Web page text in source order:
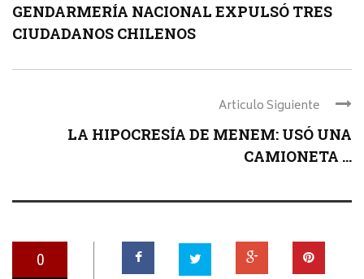
GENDARMERÍA NACIONAL EXPULSÓ TRES
CIUDADANOS CHILENOS
Articulo Siguiente
LA HIPOCRESÍA DE MENEM: USÓ UNA
CAMIONETA ...
0